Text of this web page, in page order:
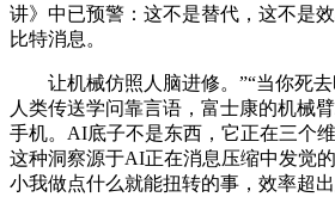
讲》中已预警：这不是替代，这不是
比特消息。
让机械仿照人脑进修。”“当你死去
人类传送学问靠言语，富士康的机械
手机。AI底子不是东西，它正在三个
这种洞察源于AI正在消息压缩中发觉
小我做点什么就能扭转的事，效率超